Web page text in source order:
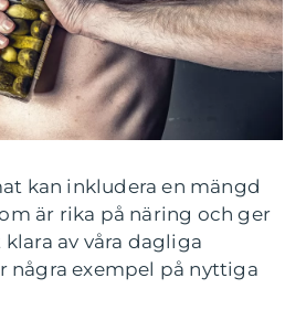
kan inkludera en mängd
är rika på näring och ger
av våra dagliga
några exempel på nyttiga